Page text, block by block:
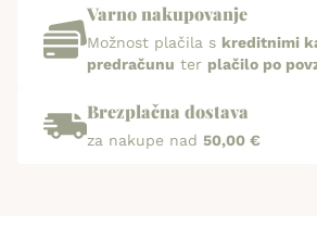
Varno nakupovanje
Možnost plačila s kreditnimi
predračunu ter plačilo po
Brezplačna dostava
za nakupe nad 50,00 €